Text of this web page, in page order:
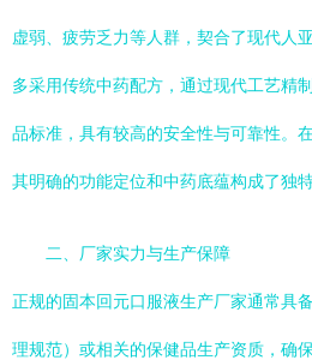
虚弱、疲劳乏力等人群，契合了现代人
多采用传统中药配方，通过现代工艺精
品标准，具有较高的安全性与可靠性。
其明确的功能定位和中药底蕴构成了独
二、厂家实力与生产保障
正规的固本回元口服液生产厂家通常具
理规范）或相关的保健品生产资质，确